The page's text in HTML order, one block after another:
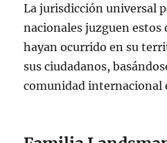
La jurisdicción universal
nacionales juzguen estos
hayan ocurrido en su
sus ciudadanos,
comunidad internacional